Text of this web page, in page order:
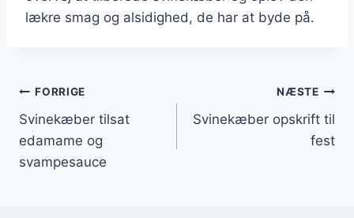
lækre smag og alsidighed, de har at byde på.
Indlægsnavigation
FORRIGE
Svinekæber tilsat
edamame og
svampesauce
NÆSTE
Svinekæber opskrift til
fest